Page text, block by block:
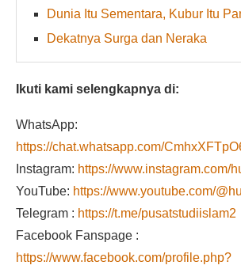
Dunia Itu Sementara, Kubur Itu
Dekatnya Surga dan Neraka
Ikuti kami selengkapnya di:
WhatsApp:
https://chat.whatsapp.com/
Instagram: https://www.instagram.com/
YouTube: https://www.youtube.com/
Telegram : https://t.me/pusatstudiislam2
Facebook Fanspage :
https://www.facebook.com/profile.php?